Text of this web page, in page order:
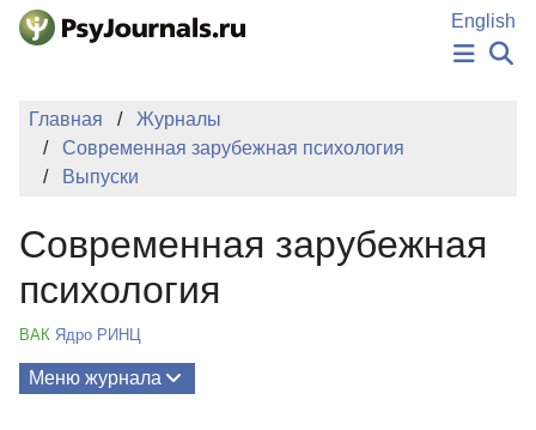
Перейти к основному содержанию
English
НОВОСТИ
ИЗДАНИЯ
АВТОРЫ
КЛЮЧЕВЫЕ СЛОВА
Регистрация
Главная
Журналы
Современная зарубежная психология
Выпуски
Современная зарубежная
психология
ВАК Ядро РИНЦ
Меню журнала